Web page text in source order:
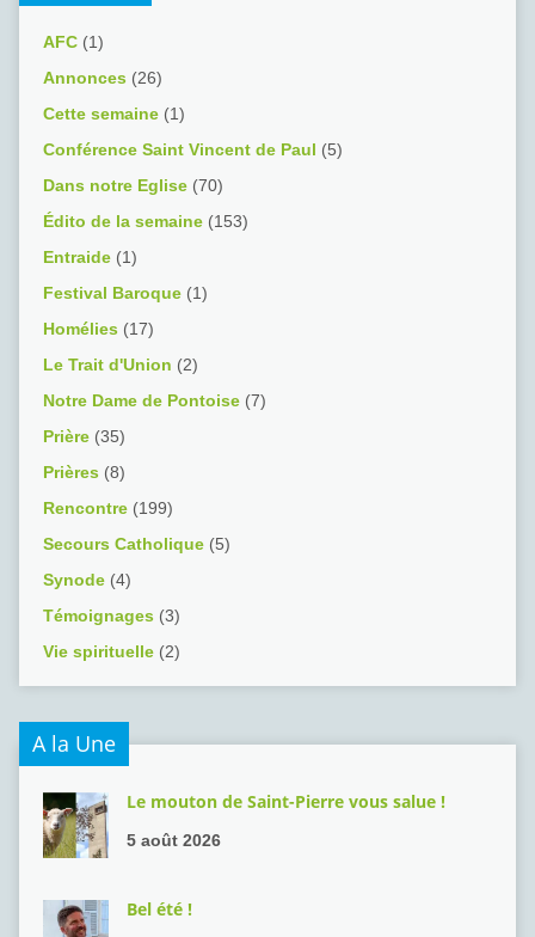
AFC(1)
Annonces(26)
Cette semaine(1)
Conférence Saint Vincent de Paul (5)
Dans notre Eglise(70)
Édito de la semaine(153)
Entraide(1)
Festival Baroque(1)
Homélies(17)
Le Trait d'Union (2)
Notre Dame de Pontoise(7)
Prière(35)
Prières(8)
Rencontre(199)
Secours Catholique(5)
Synode(4)
Témoignages(3)
Vie spirituelle(2)
A la Une
Le mouton de Saint-Pierre vous salue !
5 août 2026
Bel été !